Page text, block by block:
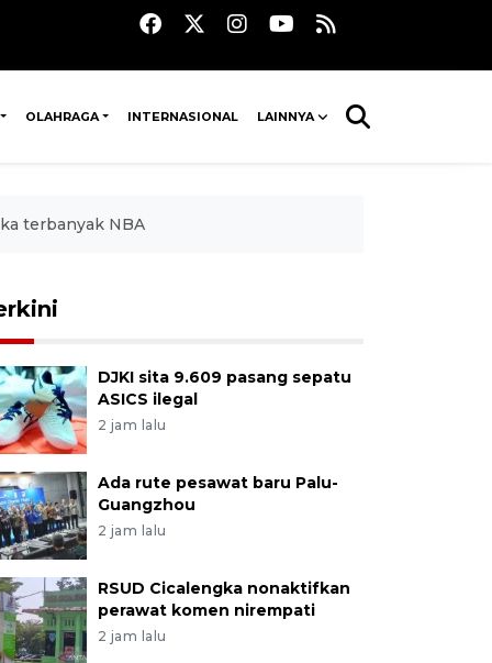
OLAHRAGA INTERNASIONAL LAINNYA
terbanyak NBA
DJKI sita 9.609 pasang sepatu
ASICS ilegal
2 jam lalu
Ada rute pesawat baru Palu-
Guangzhou
2 jam lalu
RSUD Cicalengka nonaktifkan
perawat komen nirempati
2 jam lalu